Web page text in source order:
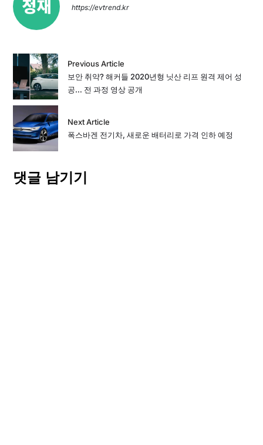
https://evtrend.kr
Previous Article
보안 취약? 해커들 2020년형 닛산 리프 원격 제어 성
공… 전 과정 영상 공개
Next Article
폭스바겐 전기차, 새로운 배터리로 가격 인하 예정
댓글 남기기